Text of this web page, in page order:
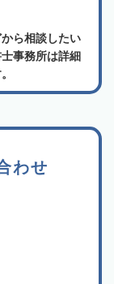
ら相談したい
事務所は詳細
わせ